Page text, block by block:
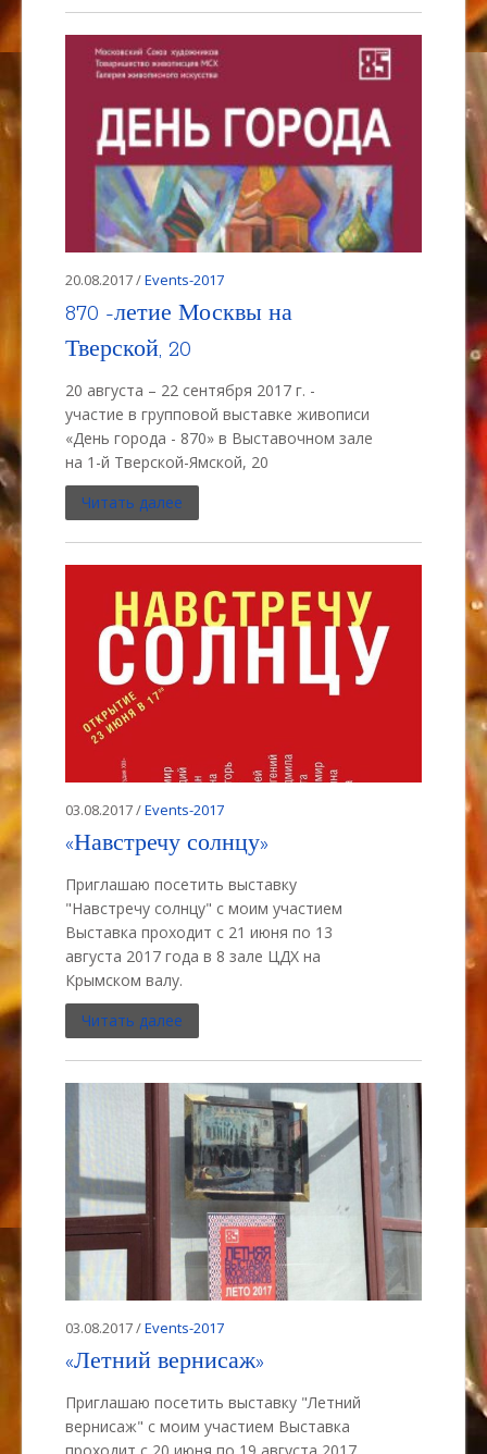
20.08.2017 /Events-2017
870 -летие Москвы на
Тверской, 20
20 августа – 22 сентября 2017 г. -
участие в групповой выставке живописи
«День города - 870» в Выставочном зале
на 1-й Тверской-Ямской, 20
Читать далее
03.08.2017 /Events-2017
«Навстречу солнцу»
Приглашаю посетить выставку
"Навстречу солнцу" с моим участием
Выставка проходит с 21 июня по 13
августа 2017 года в 8 зале ЦДХ на
Крымском валу.
Читать далее
03.08.2017 /Events-2017
«Летний вернисаж»
Приглашаю посетить выставку "Летний
вернисаж" с моим участием Выставка